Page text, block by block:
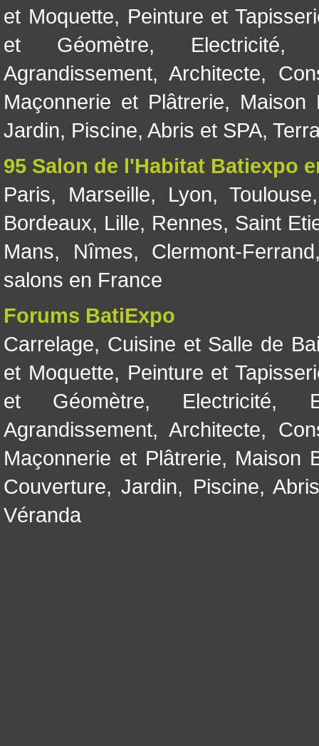
et Moquette, Peinture et
et Géomètre, Electricité
Agrandissement, Architecte,
Maçonnerie et Plâtrerie, Maison
Jardin, Piscine, Abris et SPA,
95 Salon de l'Habitat Batiexpo
Paris, Marseille, Lyon, Toulouse
Bordeaux, Lille, Rennes, Saint
Mans, Nîmes, Clermont-Ferrand
salons en France
Forums BatiExpo
Carrelage, Cuisine et Salle de
et Moquette, Peinture et
et Géomètre, Electricité,
Agrandissement, Architecte,
Maçonnerie et Plâtrerie, Maison
Couverture,Jardin, Piscine,
Véranda